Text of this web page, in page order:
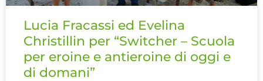
Lucia Fracassi ed Evelina
Christillin per “Switcher – Scuola
per eroine e antieroine di oggi e
di domani”